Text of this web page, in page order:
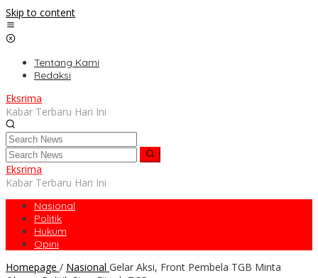
Skip to content
Tentang Kami
Redaksi
Eksrima
Kabar Terbaru Hari Ini
Eksrima
Kabar Terbaru Hari Ini
Nasional
Politik
Hukum
Opini
Homepage / Nasional Gelar Aksi, Front Pembela TGB Minta